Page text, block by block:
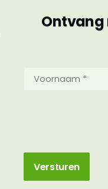
Ontvang